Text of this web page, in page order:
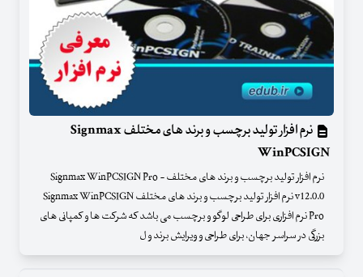
نرم افزار تولید برچسب و برند های مختلف Signmax
WinPCSIGN
نرم افزار تولید برچسب و برند های مختلف - Signmax WinPCSIGN Pro
v12.0.0 نرم افزار تولید برچسب و برند های مختلف Signmax WinPCSIGN
Pro نرم افزاری برای طراحی لوگو و برچسب می باشد که شرکت ها و کمپانی های
بزرگی در سراسر جهان، برای طراحی و ویرایش برند و ل